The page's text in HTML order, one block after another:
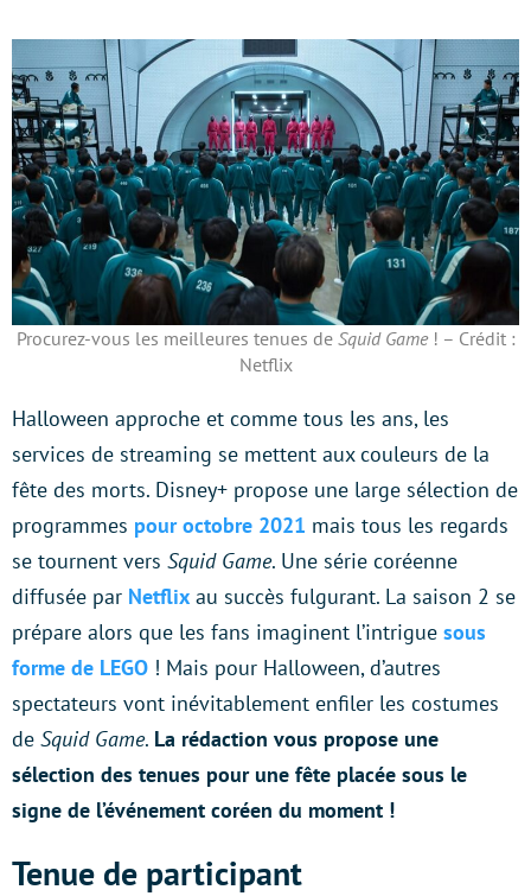
Procurez-vous les meilleures tenues de Squid Game! – Crédit :
Netflix
Halloween approche et comme tous les ans, les
services de streaming se mettent aux couleurs de la
fête des morts. Disney+ propose une large sélection de
programmes pour octobre 2021 mais tous les regards
se tournent vers Squid Game. Une série coréenne
diffusée par Netflix au succès fulgurant. La saison 2 se
prépare alors que les fans imaginent l’intrigue sous
forme de LEGO ! Mais pour Halloween, d’autres
spectateurs vont inévitablement enfiler les costumes
de Squid Game. La rédaction vous propose une
sélection des tenues pour une fête placée sous le
signe de l’événement coréen du moment !
Tenue de participant